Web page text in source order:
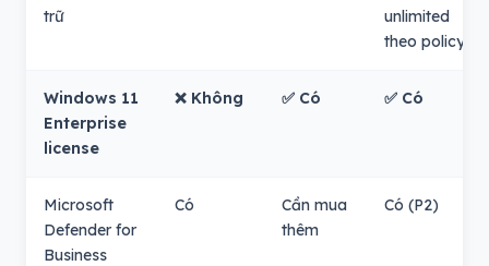
trữ
unlimited
theo policy
Windows 11
Enterprise
license
❌ Không ✅ Có ✅ Có
Microsoft
Defender for
Business
Có
Cần mua
thêm
Có (P2)